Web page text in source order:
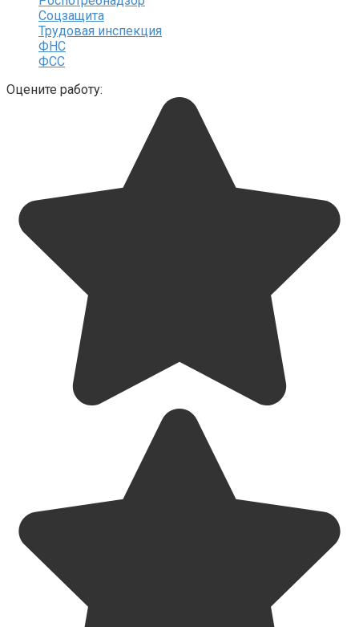
Соцзащита
Трудовая инспекция
ФНС
ФСС
Оцените работу: